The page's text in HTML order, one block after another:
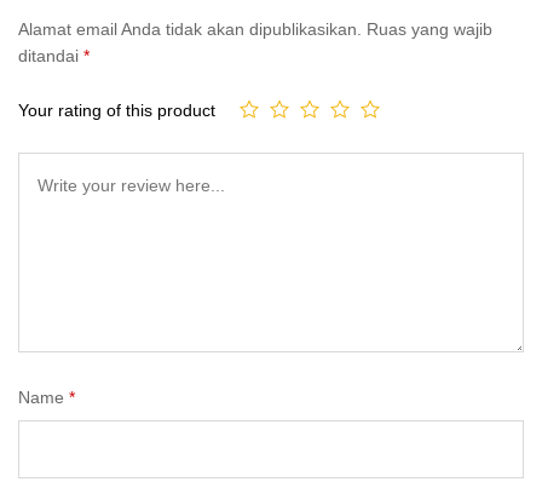
Alamat email Anda tidak akan dipublikasikan.
Ruas yang wajib
ditandai *
Your rating of this product
Name *